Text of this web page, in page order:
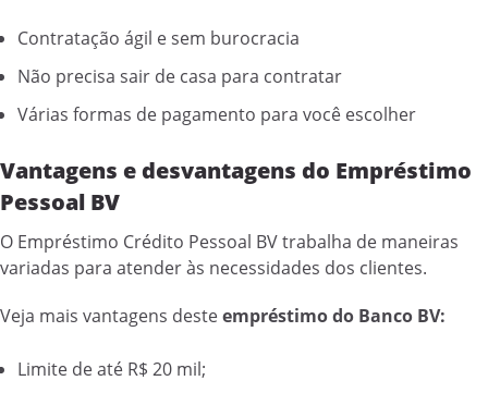
Contratação ágil e sem burocracia
Não precisa sair de casa para contratar
Várias formas de pagamento para você escolher
Vantagens e desvantagens do Empréstimo
Pessoal BV
O Empréstimo Crédito Pessoal BV trabalha de maneiras
variadas para atender às necessidades dos clientes.
Veja mais vantagens desteempréstimo do Banco BV:
Limite de até R$ 20 mil;